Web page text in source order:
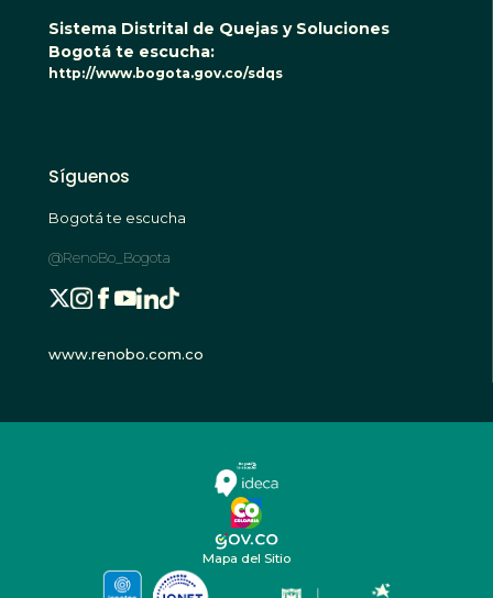
Sistema Distrital de Quejas y Soluciones
Bogotá te escucha:
http://www.bogota.gov.co/sdqs
Síguenos
Bogotá te escucha
@RenoBo_Bogota
www.renobo.com.co
Mapa del Sitio